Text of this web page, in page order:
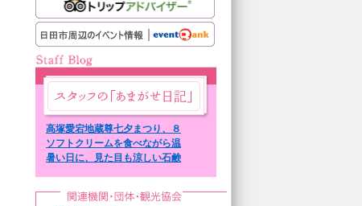
高塚愛宕地蔵尊七夕まつり、８
日７日まで。
ソフトクリームを食べながら温
泉街を散策。
暑い日に、見た目も涼しい石鹸